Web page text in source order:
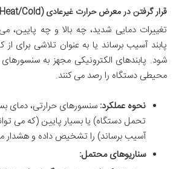
قرار گرفتن در معرض حرارت غیرعادی (Unusual Heat/Cold)
تغییرات دمایی شدید، چه بالا و چه پایین،
پابند آسیب برساند یا به عنوان تلاشی برای از
شود. پابندهای الکترونیکی مجهز به
محیطی دستگاه را رصد می کنند.
نحوه عملکرد: سنسورهای حرارتی، دمای
تحمل دستگاه) یا بسیار پایین (که می
آسیب برساند) را تشخیص داده و هشدار
سناریوهای محتمل: